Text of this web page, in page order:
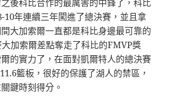
10年連續三年闖進了總決賽，並且拿
大加索爾一直都是科比身邊最可靠的
加索爾差點奪走了科比的FMVP獎
的實力了，在面對凱爾特人的總決賽
籃板，很好的保護了湖人的禁區，
鍵時刻得分。